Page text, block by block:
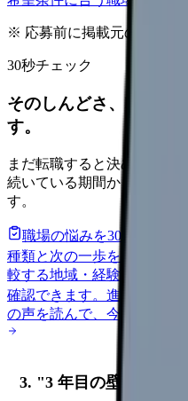
※ 応募前に掲載元の最新情
30秒チェック
そのしんどさ、転職す
す。
まだ転職すると決めていな
続いている期間から、次に
す。
職場の悩みを30秒で診断
種類と次の一歩を整理します
較する地域・経験年数・施
確認できます。 進む 匿
の声を読んで、今の職場だ
3. "3 年目の壁" の構造